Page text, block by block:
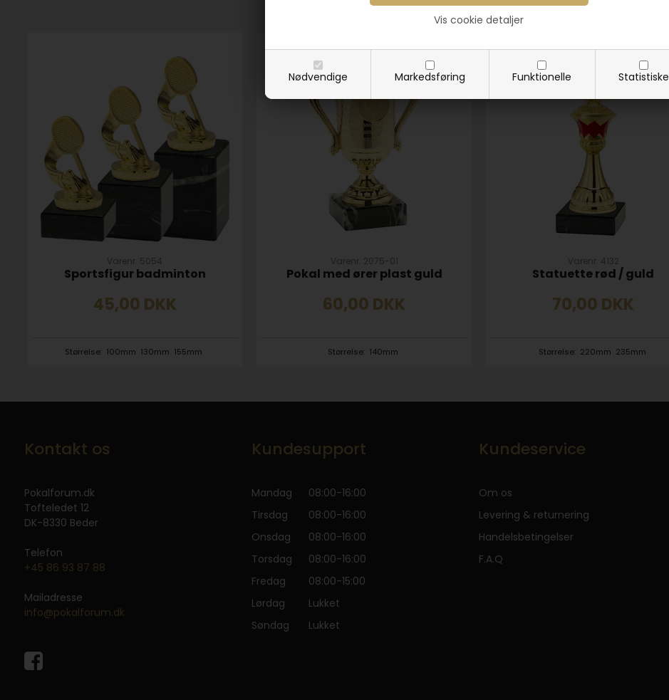
Nødvendige Markedsføring Funktionelle Statistiske
Vis cookie detaljer
Varenr. 5054
Sportsfigur badminton
45,00 DKK
Størrelse: 100mm 130mm 155mm
Varenr. 2075-01
Pokal med ører plast guld
60,00 DKK
Størrelse: 140mm
Varenr. 4132
Statuette rød / guld
70,00 DKK
Størrelse: 220mm 235mm
Kontakt os
Pokalforum.dk
Tofteledet 12
DK-8330 Beder
Telefon
+45 86 93 87 88
Mailadresse
info@pokalforum.dk
Kundesupport
Mandag
08:00-16:00
Tirsdag
08:00-16:00
Onsdag
08:00-16:00
Torsdag
08:00-16:00
Fredag
08:00-15:00
Lørdag
Lukket
Søndag
Lukket
Kundeservice
Om os
Levering & returnering
Handelsbetingelser
F.A.Q